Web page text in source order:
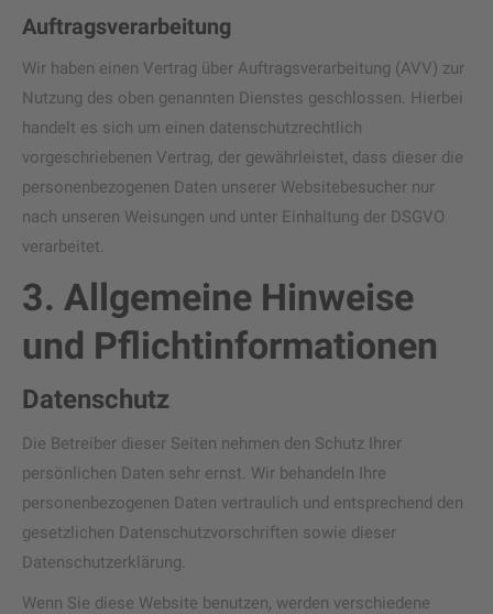
Auftragsverarbeitung
Wir haben einen Vertrag über Auftragsverarbeitung (AVV) zur
Nutzung des oben genannten Dienstes geschlossen. Hierbei
handelt es sich um einen datenschutzrechtlich
vorgeschriebenen Vertrag, der gewährleistet, dass dieser die
personenbezogenen Daten unserer Websitebesucher nur
nach unseren Weisungen und unter Einhaltung der DSGVO
verarbeitet.
3. Allgemeine Hinweise
und Pflicht­informationen
Datenschutz
Die Betreiber dieser Seiten nehmen den Schutz Ihrer
persönlichen Daten sehr ernst. Wir behandeln Ihre
personenbezogenen Daten vertraulich und entsprechend den
gesetzlichen Datenschutzvorschriften sowie dieser
Datenschutzerklärung.
Wenn Sie diese Website benutzen, werden verschiedene